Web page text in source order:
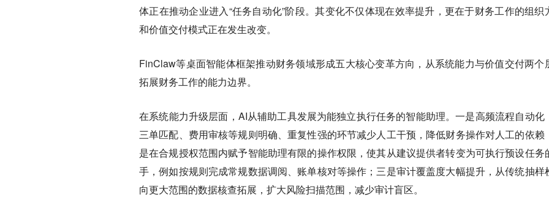
体正在推动企业进入“任务自动化”阶段。其变化不仅体现在效率提升，更在于财务工作的组织
和价值交付模式正在发生改变。
FinClaw等桌面智能体框架推动财务领域形成五大核心变革方向，从系统能力与价值交付两个
拓展财务工作的能力边界。
在系统能力升级层面，AI从辅助工具发展为能独立执行任务的智能助理。一是高频流程自动化
三单匹配、费用审核等规则明确、重复性强的环节减少人工干预，降低财务操作对人工的依赖
是在合规授权范围内赋予智能助理有限的操作权限，使其从建议提供者转变为可执行预设任务
手，例如按规则完成常规数据调阅、账单核对等操作；三是审计覆盖度大幅提升，从传统抽样
向更大范围的数据核查拓展，扩大风险扫描范围，减少审计盲区。